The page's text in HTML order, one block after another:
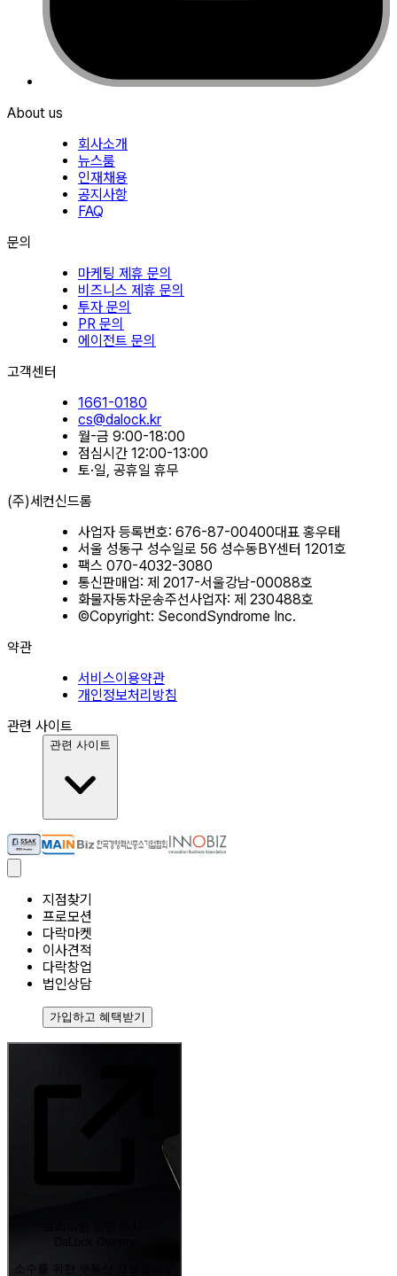
About us
회사소개
뉴스룸
인재채용
공지사항
FAQ
문의
마케팅 제휴 문의
비즈니스 제휴 문의
투자 문의
PR 문의
에이전트 문의
고객센터
1661-0180
cs@dalock.kr
월-금 9:00-18:00
점심시간 12:00-13:00
토·일, 공휴일 휴무
(주)세컨신드롬
사업자 등록번호: 676-87-00400대표 홍우태
서울 성동구 성수일로 56 성수동BY센터 1201호
팩스 070-4032-3080
통신판매업: 제 2017-서울강남-00088호
화물자동차운송주선사업자: 제 230488호
©Copyright: SecondSyndrome Inc.
약관
서비스이용약관
개인정보처리방침
관련 사이트
관련 사이트
지점찾기
프로모션
다락마켓
이사견적
다락창업
법인상담
가입하고 혜택받기
DaLock Owners
소수를 위한 부동산 포트폴리오